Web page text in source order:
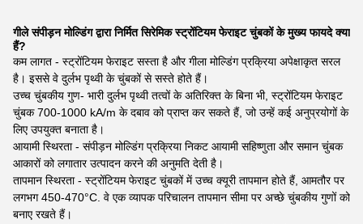
गीले संपीड़न मोल्डिंग द्वारा निर्मित सिरेमिक स्ट्रोंटियम फेराइट चुंबकों के मुख्य फायदे क्या
हैं?
कम लागत - स्ट्रोंटियम फेराइट सस्ता है और गीला मोल्डिंग प्रक्रिया अपेक्षाकृत सरल
है। इससे वे दुर्लभ पृथ्वी के चुंबकों से सस्ते होते हैं।
उच्च चुंबकीय गुण- भारी दुर्लभ पृथ्वी तत्वों के अतिरिक्त के बिना भी, स्ट्रोंटियम फेराइट
चुंबक 700-1000 kA/m के दबाव को प्राप्त कर सकते हैं, जो उन्हें कई अनुप्रयोगों के
लिए उपयुक्त बनाता है।
आयामी स्थिरता - संपीड़न मोल्डिंग प्रक्रिया निकट आयामी सहिष्णुता और समान चुंबक
आकारों को लगातार उत्पादन करने की अनुमति देती है।
तापमान स्थिरता - स्ट्रोंटियम फेराइट चुंबकों में उच्च क्यूरी तापमान होते हैं, आमतौर पर
लगभग 450-470°C. वे एक व्यापक परिचालन तापमान सीमा पर अच्छे चुंबकीय गुणों को
बनाए रखते हैं।